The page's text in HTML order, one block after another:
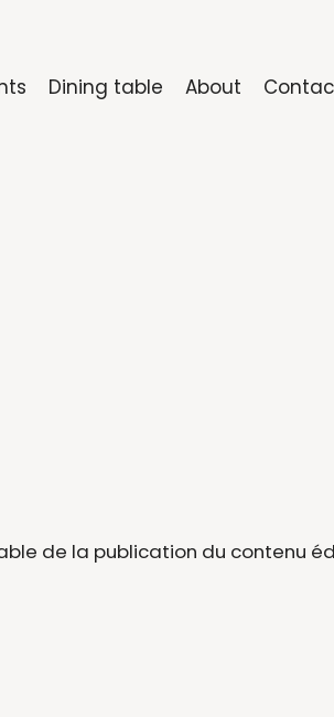
Dining table About
de la publication du contenu